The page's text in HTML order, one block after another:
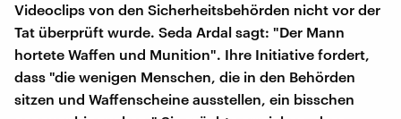
Videoclips von den Sicherheitsbehörden nicht vor der
Tat überprüft wurde. Seda Ardal sagt: "Der Mann
hortete Waffen und Munition". Ihre Initiative fordert,
dass "die wenigen Menschen, die in den Behörden
sitzen und Waffenscheine ausstellen, ein bisschen